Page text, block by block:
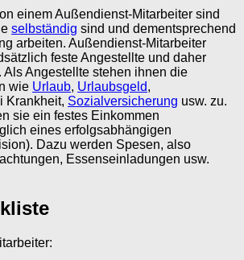
einem Außendienst-Mitarbeiter sind
selbständig sind und dementsprechend
arbeiten. Außendienst-Mitarbeiter
feste Angestellte und daher
Angestellte stehen ihnen die
wie Urlaub, Urlaubsgeld,
Krankheit, Sozialversicherung usw. zu.
sie ein festes Einkommen
eines erfolgsabhängigen
Dazu werden Spesen, also
Essenseinladungen usw.